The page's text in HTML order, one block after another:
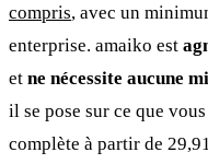
compris, avec un
enterprise. amaiko est
et ne nécessite aucune
il se pose sur ce que
complète à partir de